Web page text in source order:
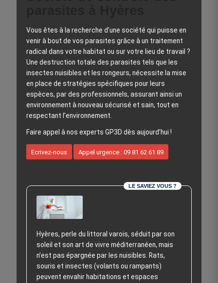
Vous êtes à la recherche d’une société qui puisse en
venir à bout de vos parasites grâce à un traitement
radical dans votre habitat ou sur votre lieu de travail ?
Une destruction totale des parasites tels que les
insectes nuisibles et les rongeurs, nécessite la mise
en place de stratégies spécifiques pour leurs
espèces, par des professionnels, assurant ainsi un
environnement à nouveau sécurisé et sain, tout en
respectant l’environnement.
Faire appel à nos experts GP3D dès aujourd’hui !
Ecrivez-nous Appel urgence : 09 81 62 61 89
LE SAVIEZ VOUS ?
Hyères, perle du littoral varois, séduit par son
soleil et son art de vivre méditerranéen, mais
n’est pas épargnée par les nuisibles. Rats,
souris et insectes (volants ou rampants)
peuvent envahir habitations et espaces